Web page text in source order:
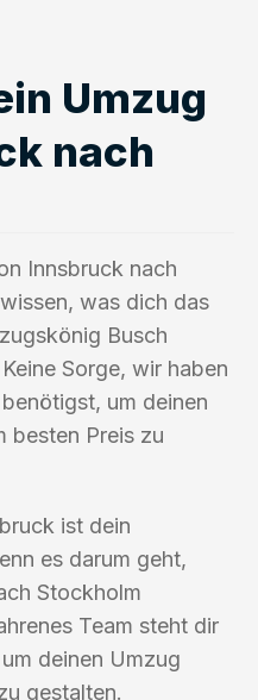
Umzug
nach
Innsbruck nach
was dich das
Busch
Sorge, wir haben
um deinen
besten Preis zu
ist dein
es darum geht,
Stockholm
Team steht dir
deinen Umzug
gestalten.